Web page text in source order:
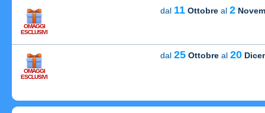
OMAGGI
ESCLUSIVI
dal 11 Ottobre al 2
OMAGGI
ESCLUSIVI
dal 25 Ottobre al 20